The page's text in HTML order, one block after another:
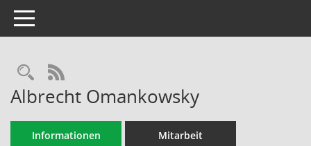
Toggle navigation
Rechercheauswahl
RSS-Feed
Albrecht Omankowsky
Informationen Mitarbeit